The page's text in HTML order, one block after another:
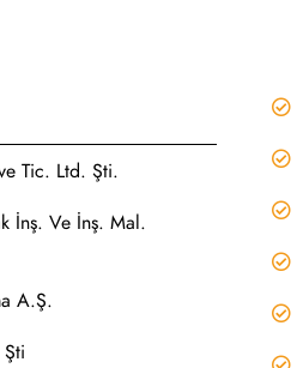
Tic. Ltd. Şti.
İnş. Ve İnş. Mal.
A.Ş.